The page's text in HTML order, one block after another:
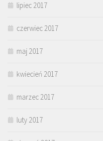
lipiec 2017
czerwiec 2017
maj 2017
kwiecień 2017
marzec 2017
luty 2017